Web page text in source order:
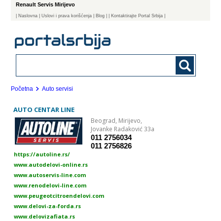
Renault Servis Mirijevo
Naslovna | Uslovi i prava korišćenja Blog | Kontaktirajte Portal Srbija |
Početna Auto servisi
AUTO CENTAR LINE
Beograd, Mirijevo,
Jovanke Radaković 33a
011 2756034
011 2756826
https://autoline.rs/
www.autodelovi-online.rs
www.autoservis-line.com
www.renodelovi-line.com
www.peugeotcitroendelovi.com
www.delovi-za-forda.rs
www.delovizafiata.rs